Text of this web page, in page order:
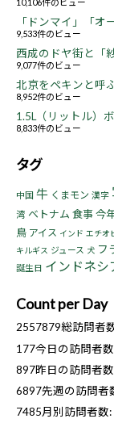
「ドンマイ」「オ
9,533件のビュー
西成のドヤ街と「
9,077件のビュー
北京をペキンと呼
8,952件のビュー
1.5L（リットル）
8,833件のビュー
タグ
中国 牛 くまモン 漢字
湾 ベトナム 食事今
鳥 アイス インド エチオ
キルギス ジュース 犬 フ
誕生日 インドネシ
Count per Day
2557879総訪問者
177今日の訪問者
897昨日の訪問者
6897先週の訪問者
7485月別訪問者数: